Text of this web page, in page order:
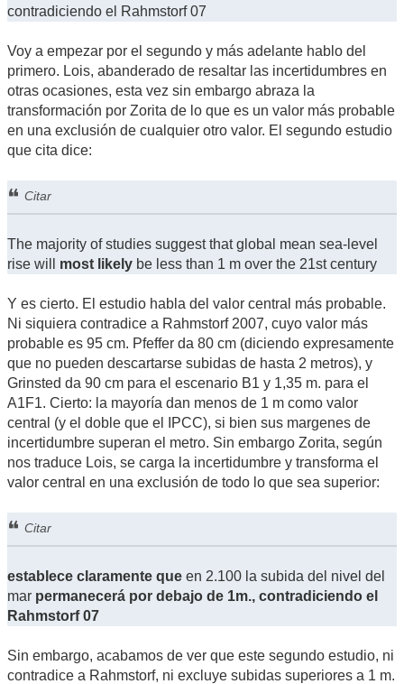
contradiciendo el Rahmstorf 07
Voy a empezar por el segundo y más adelante hablo del
primero. Lois, abanderado de resaltar las incertidumbres en
otras ocasiones, esta vez sin embargo abraza la
transformación por Zorita de lo que es un valor más probable
en una exclusión de cualquier otro valor. El segundo estudio
que cita dice:
Citar
The majority of studies suggest that global mean sea-level
rise will most likely be less than 1 m over the 21st century
Y es cierto. El estudio habla del valor central más probable.
Ni siquiera contradice a Rahmstorf 2007, cuyo valor más
probable es 95 cm. Pfeffer da 80 cm (diciendo expresamente
que no pueden descartarse subidas de hasta 2 metros), y
Grinsted da 90 cm para el escenario B1 y 1,35 m. para el
A1F1. Cierto: la mayoría dan menos de 1 m como valor
central (y el doble que el IPCC), si bien sus margenes de
incertidumbre superan el metro. Sin embargo Zorita, según
nos traduce Lois, se carga la incertidumbre y transforma el
valor central en una exclusión de todo lo que sea superior:
Citar
establece claramente que en 2.100 la subida del nivel del
mar permanecerá por debajo de 1m., contradiciendo el
Rahmstorf 07
Sin embargo, acabamos de ver que este segundo estudio, ni
contradice a Rahmstorf, ni excluye subidas superiores a 1 m.